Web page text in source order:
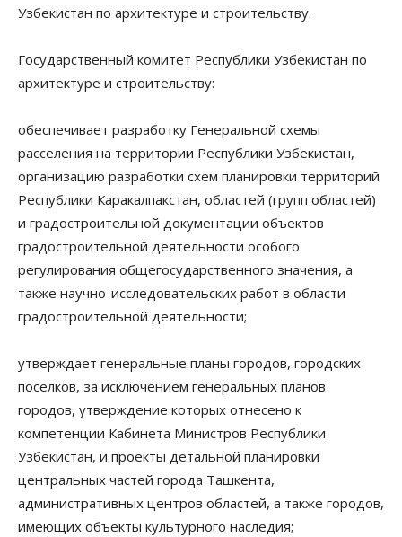
Узбекистан по архитектуре и строительству.
Государственный комитет Республики Узбекистан по
архитектуре и строительству:
обеспечивает разработку Генеральной схемы
расселения на территории Республики Узбекистан,
организацию разработки схем планировки территорий
Республики Каракалпакстан, областей (групп областей)
и градостроительной документации объектов
градостроительной деятельности особого
регулирования общегосударственного значения, а
также научно-исследовательских работ в области
градостроительной деятельности;
утверждает генеральные планы городов, городских
поселков, за исключением генеральных планов
городов, утверждение которых отнесено к
компетенции Кабинета Министров Республики
Узбекистан, и проекты детальной планировки
центральных частей города Ташкента,
административных центров областей, а также городов,
имеющих объекты культурного наследия;